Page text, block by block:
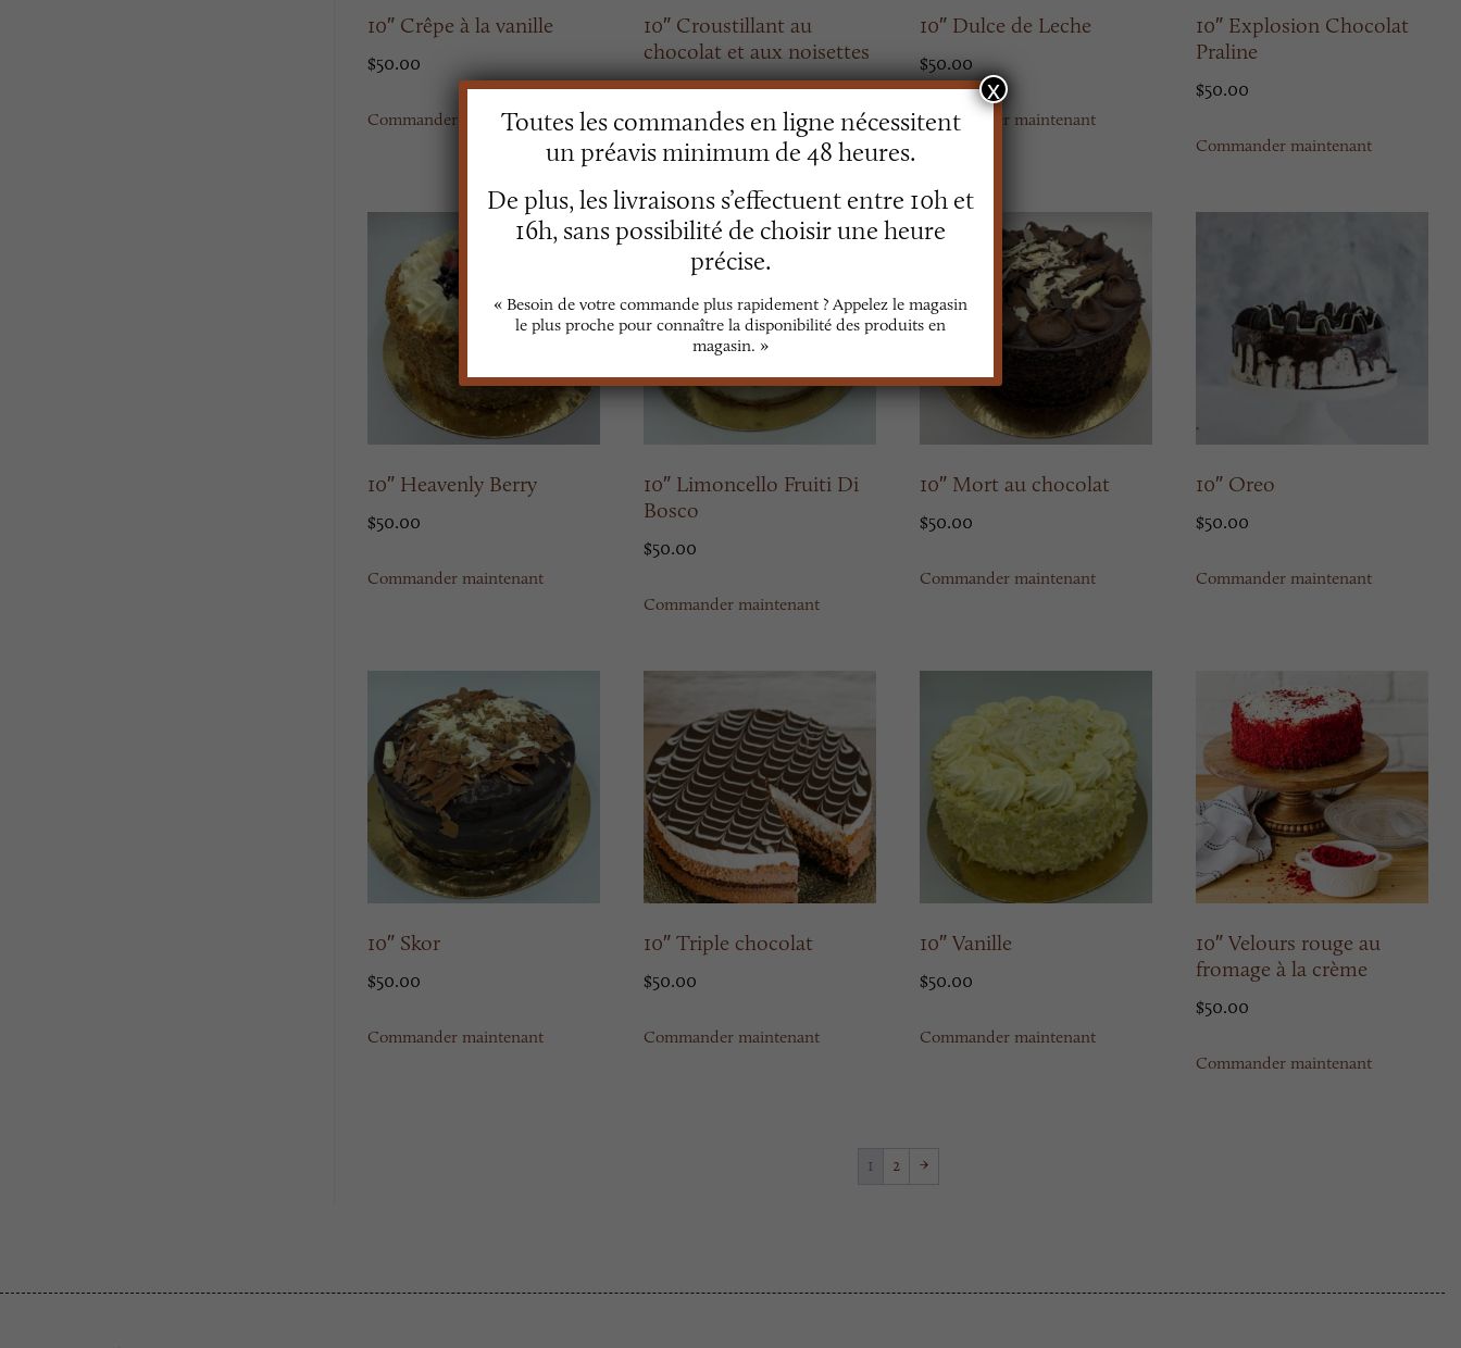
10″ Crêpe à la vanille
$50.00
Commander maintenant
10″ Croustillant au
chocolat et aux noisettes
$50.00
Commander maintenant
10″ Dulce de Leche
$50.00
Commander maintenant
10″ Explosion Chocolat
Praline
$50.00
Commander maintenant
10″ Heavenly Berry
$50.00
Commander maintenant
10″ Limoncello Fruiti Di
Bosco
$50.00
Commander maintenant
10″ Mort au chocolat
$50.00
Commander maintenant
10″ Oreo
$50.00
Commander maintenant
10″ Skor
$50.00
Commander maintenant
10″ Triple chocolat
$50.00
Commander maintenant
10″ Vanille
$50.00
Commander maintenant
10″ Velours rouge au
fromage à la crème
$50.00
Commander maintenant
1 2 →
Toutes les commandes en ligne nécessitent
un préavis minimum de 48 heures.
De plus, les livraisons s’effectuent entre 10h et
16h, sans possibilité de choisir une heure
précise.
« Besoin de votre commande plus rapidement ? Appelez le magasin
le plus proche pour connaître la disponibilité des produits en
magasin. »
x